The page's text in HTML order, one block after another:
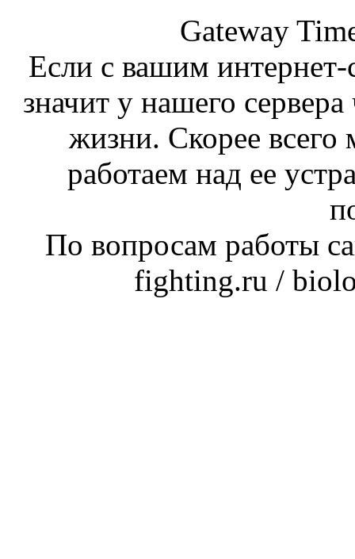
Gateway
Если с вашим интернет-
значит у нашего
жизни. Скорее
работаем над ее
По вопросам работы
fighting.ru /